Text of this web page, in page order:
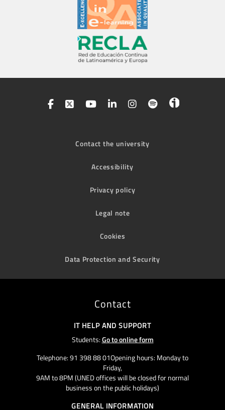
Contact the university
Accessibility
Privacy policy
Legal note
Cookies
Data Protection and Security
Contact
IT HELP AND SUPPORT
Students:Go to online form
Telephone: 91 398 88 01Opening hours: Monday to
Friday,
9AM to 8PM (UNED offices will be closed for normal
business on the public holidays)
GENERAL INFORMATION